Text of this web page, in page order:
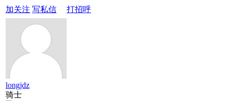
加关注 写私信 打招呼
longjdz
骑士